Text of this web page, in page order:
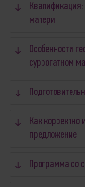
Квалификация:
матери
Особенности
суррогатном
Как корректно
предложение
Программа со